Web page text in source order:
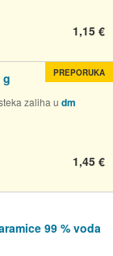
1,15 €
g
zaliha u dm
1,45 €
PREPORUKA
99 % voda